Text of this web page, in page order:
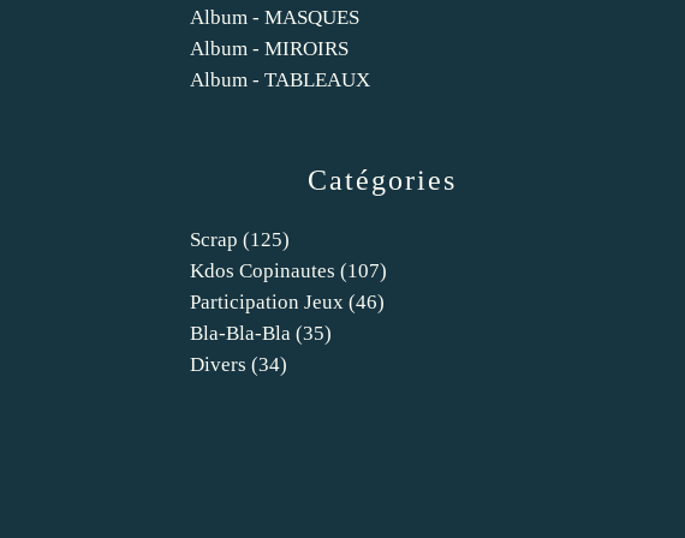
Catégories
Scrap (125)
Kdos Copinautes (107)
Participation Jeux (46)
Bla-Bla-Bla (35)
Divers (34)
Album - MASQUES
Album - MIROIRS
Album - TABLEAUX